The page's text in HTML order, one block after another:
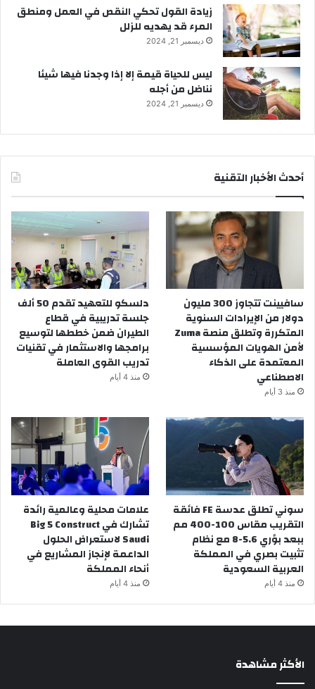
زيادة القول تحكي النقص في العمل ومنطق
المرء قد يهديه للزلل
ديسمبر 21, 2024
ليس للحياة قيمة إلا إذا وجدنا فيها شيئا
نناضل من أجله
ديسمبر 21, 2024
أحدث الأخبار التقنية
سافيينت تتجاوز 300 مليون
دولار من الإيرادات السنوية
المتكررة وتطلق منصة Zuma
لأمن الهويات المؤسسية
المعتمدة على الذكاء
الاصطناعي
منذ 3 أيام
دلسكو للتعهيد تقدم 50 ألف
جلسة تدريبية في قطاع
الطيران ضمن خططها لتوسيع
برامجها والاستثمار في تقنيات
تدريب القوى العاملة
منذ 4 أيام
سوني تطلق عدسة FE فائقة
التقريب مقاس 100-400 مم
ببعد بؤري 5.6-8 مع نظام
تثبيت بصري في المملكة
العربية السعودية
منذ 4 أيام
علامات محلية وعالمية رائدة
تشارك في Big 5 Construct
Saudi لاستعراض الحلول
الداعمة لإنجاز المشاريع في
أنحاء المملكة
منذ 4 أيام
الأكثر مشاهدة